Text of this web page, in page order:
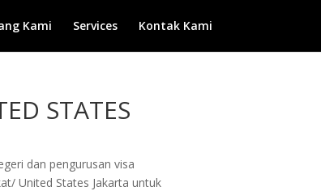
Kami Services Kontak Kami
STATES
dan pengurusan visa
United States Jakarta untuk